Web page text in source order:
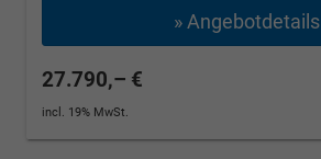
» Angebotdetails
27.790,– €
incl. 19% MwSt.